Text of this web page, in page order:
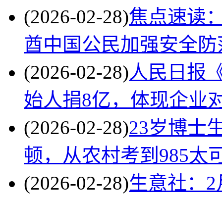
(2026-02-28)焦点速读
酋中国公民加强安全防
(2026-02-28)人民日报
始人捐8亿，体现企业
(2026-02-28)23岁博士
顿，从农村考到985太
(2026-02-28)生意社：